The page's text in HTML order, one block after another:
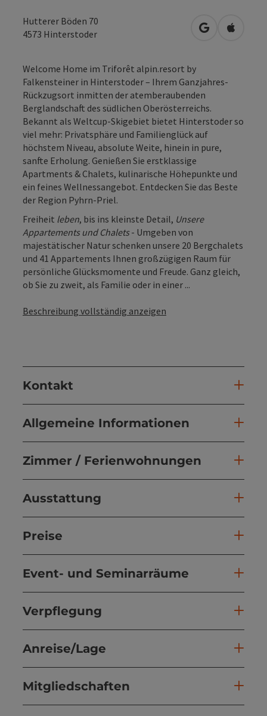
Hutterer Böden 70
4573 Hinterstoder in Google
in
Welcome Home im Triforêt alpin.resort by
Falkensteiner in Hinterstoder – Ihrem Ganzjahres-
Rückzugsort inmitten der atemberaubenden
Berglandschaft des südlichen Oberösterreichs.
Bekannt als Weltcup-Skigebiet bietet Hinterstoder so
viel mehr: Privatsphäre und Familienglück auf
höchstem Niveau, absolute Weite, hinein in pure,
sanfte Erholung. Genießen Sie erstklassige
Apartments & Chalets, kulinarische Höhepunkte und
ein feines Wellnessangebot. Entdecken Sie das Beste
der Region Pyhrn-Priel.
Freiheit leben, bis ins kleinste Detail, Unsere
Appartements und Chalets- Umgeben von
majestätischer Natur schenken unsere 20 Bergchalets
und 41 Appartements Ihnen großzügigen Raum für
persönliche Glücksmomente und Freude. Ganz gleich,
ob Sie zu zweit, als Familie oder in einer ...
Beschreibung vollständig anzeigen
Kontakt
Allgemeine Informationen
Zimmer / Ferienwohnungen
Ausstattung
Preise
Event- und Seminarräume
Verpflegung
Anreise/Lage
Mitgliedschaften